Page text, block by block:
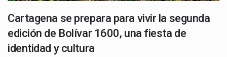
Cartagena se prepara para vivir la segunda
edición de Bolívar 1600, una fiesta de
identidad y cultura